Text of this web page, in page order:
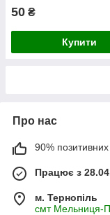
50 ₴
Купити
Про нас
90% позитивних
Працює з
м. Тернопіль
смт Мельниця-